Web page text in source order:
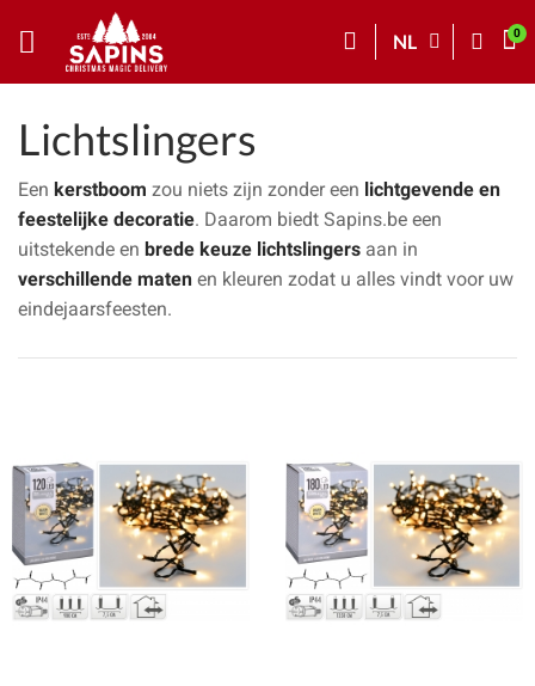
NL
Lichtslingers
Een kerstboom zou niets zijn zonder een lichtgevende en
feestelijke decoratie. Daarom biedt Sapins.be een
uitstekende en brede keuze lichtslingers aan in
verschillende maten en kleuren zodat u alles vindt voor uw
eindejaarsfeesten.